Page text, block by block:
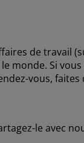
de travail
monde. Si
vous,
le avec